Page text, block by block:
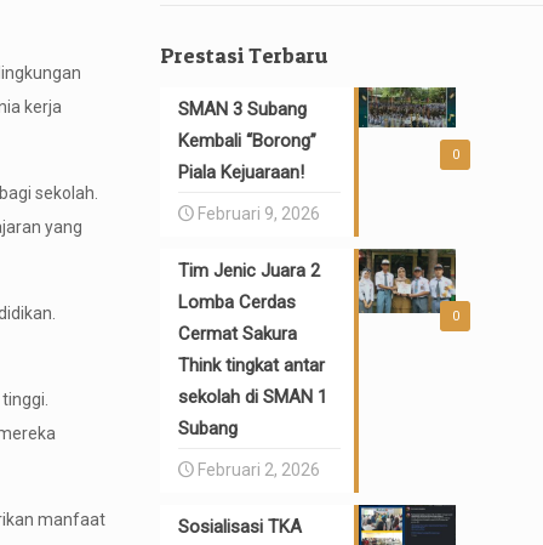
kerja
sekolah.
yang
manfaat
Prestasi Terbaru
0
SMAN 3 Subang
Kembali “Borong”
Piala Kejuaraan!
Februari 9, 2026
0
Tim Jenic Juara 2
Lomba Cerdas
Cermat Sakura
Think tingkat antar
sekolah di SMAN 1
Subang
Februari 2, 2026
Sosialisasi TKA